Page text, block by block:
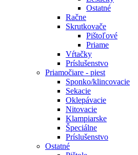
Ostatné
Račne
Skrutkovače
Pištoľové
Priame
Vŕtačky
Príslušenstvo
Priamočiare - piest
Sponko/klincovacie
Sekacie
Oklepávacie
Nitovacie
Klampiarske
Špeciálne
Príslušenstvo
Ostatné